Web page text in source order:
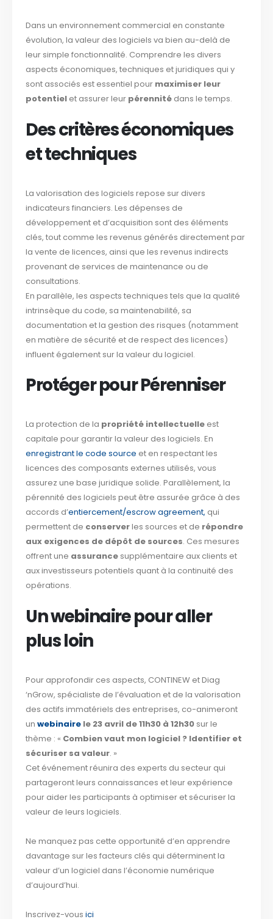
Dans un environnement commercial en constante
évolution, la valeur des logiciels va bien au-delà de
leur simple fonctionnalité. Comprendre les divers
aspects économiques, techniques et juridiques qui y
sont associés est essentiel pour maximiser leur
potentiel et assurer leur pérennité dans le temps.
Des critères économiques
et techniques
La valorisation des logiciels repose sur divers
indicateurs financiers. Les dépenses de
développement et d’acquisition sont des éléments
clés, tout comme les revenus générés directement par
la vente de licences, ainsi que les revenus indirects
provenant de services de maintenance ou de
consultations.
En parallèle, les aspects techniques tels que la qualité
intrinsèque du code, sa maintenabilité, sa
documentation et la gestion des risques (notamment
en matière de sécurité et de respect des licences)
influent également sur la valeur du logiciel.
Protéger pour Pérenniser
La protection de la propriété intellectuelle est
capitale pour garantir la valeur des logiciels. En
enregistrant le code source et en respectant les
licences des composants externes utilisés, vous
assurez une base juridique solide. Parallèlement, la
pérennité des logiciels peut être assurée grâce à des
accords d’entiercement/escrow agreement, qui
permettent de conserverles sources et de répondre
aux exigences de dépôt de sources. Ces mesures
offrent une assurance supplémentaire aux clients et
aux investisseurs potentiels quant à la continuité des
opérations.
Un webinaire pour aller
plus loin
Pour approfondir ces aspects, CONTINEW et Diag
‘nGrow, spécialiste de l’évaluation et de la valorisation
des actifs immatériels des entreprises, co-animeront
unwebinaire le 23 avril de 11h30 à 12h30 sur le
thème : « Combien vaut mon logiciel ? Identifier et
sécuriser sa valeur. »
Cet événement réunira des experts du secteur qui
partageront leurs connaissances et leur expérience
pour aider les participants à optimiser et sécuriser la
valeur de leurs logiciels.
Ne manquez pas cette opportunité d’en apprendre
davantage sur les facteurs clés qui déterminent la
valeur d’un logiciel dans l’économie numérique
d’aujourd’hui.
Inscrivez-vousici